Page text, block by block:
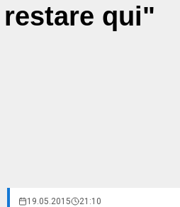
restare qui"
19.05.2015 21:10